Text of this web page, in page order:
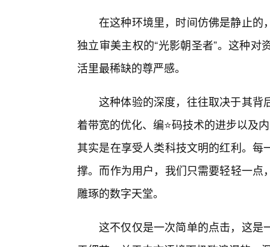
在这种环境里，时间仿佛是静止的
独立审美主权的“光影朝圣者”。这种
活里最稀缺的尊严感。
这种体验的深度，往往取决于其背
着带宽的优化、编⭐码技术的进步以及
其实是在享受人类科技文明的红利。
撑。而作为用户，我们只需要轻轻一
雕琢的数字天堂。
这不仅仅是一次简单的点击，这是